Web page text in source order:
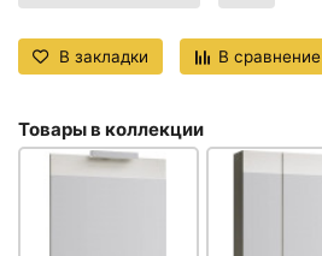
В закладки В сравнение
Товары в коллекции